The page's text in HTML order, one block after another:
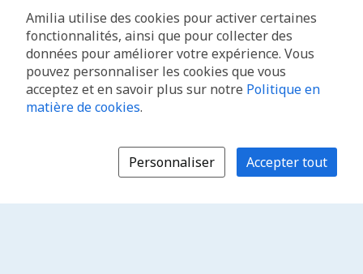
Amilia utilise des cookies pour activer certaines
fonctionnalités, ainsi que pour collecter des
données pour améliorer votre expérience. Vous
pouvez personnaliser les cookies que vous
acceptez et en savoir plus sur notre Politique en
matière de cookies.
Personnaliser Accepter tout